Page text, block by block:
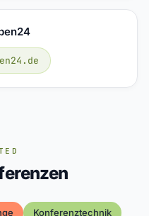
Konferenztechnik